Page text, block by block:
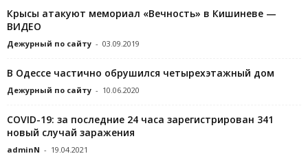
Крысы атакуют мемориал «Вечность» в Кишиневе —
ВИДЕО
Дежурный по сайту - 03.09.2019
В Одессе частично обрушился четырехэтажный дом
Дежурный по сайту - 10.06.2020
COVID-19: за последние 24 часа зарегистрирован 341
новый случай заражения
adminN - 19.04.2021